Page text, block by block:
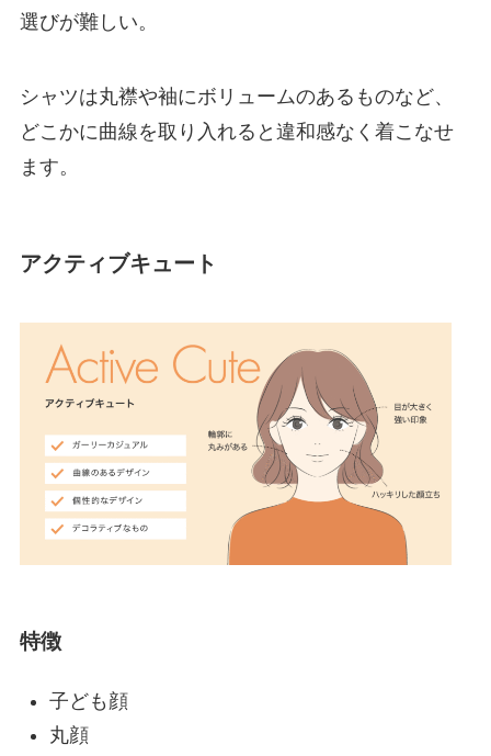
選びが難しい。
シャツは丸襟や袖にボリュームのあるものなど、
どこかに曲線を取り入れると違和感なく着こなせ
ます。
アクティブキュート
特徴
子ども顔
丸顔